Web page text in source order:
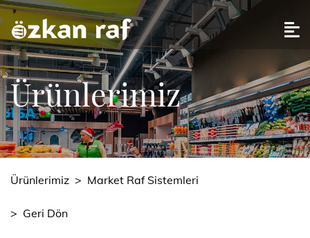
Ürünlerimiz
Ürünlerimiz > Market Raf Sistemleri
> Geri Dön